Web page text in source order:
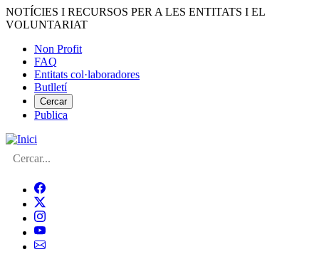
Vés
al
NOTÍCIES I RECURSOS PER A LES ENTITATS I EL
VOLUNTARIAT
Menú
del
compte
d'usuari
Non Profit
FAQ
Entitats col·laboradores
Butlletí
Cercar
Publica
Cerca